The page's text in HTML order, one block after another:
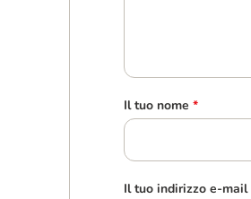
Il tuo nome *
Il tuo indirizzo e-mail